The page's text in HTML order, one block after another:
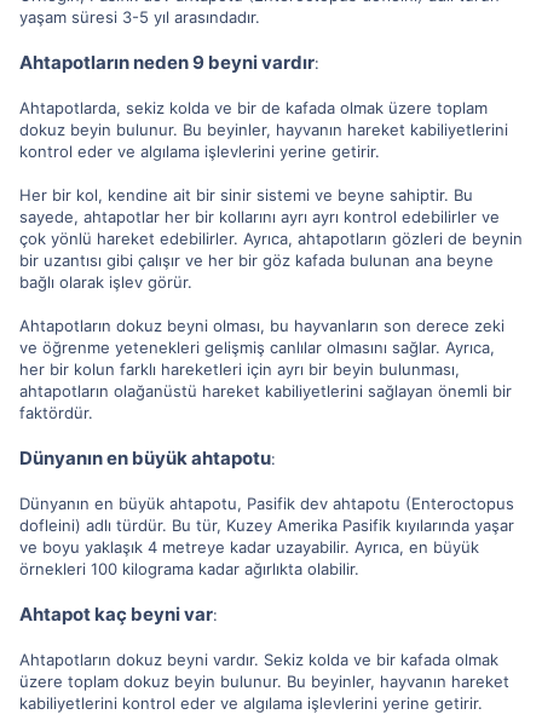
yaşam süresi 3-5 yıl arasındadır.
Ahtapotların neden 9 beyni vardır:
Ahtapotlarda, sekiz kolda ve bir de kafada olmak üzere toplam
dokuz beyin bulunur. Bu beyinler, hayvanın hareket kabiliyetlerini
kontrol eder ve algılama işlevlerini yerine getirir.
Her bir kol, kendine ait bir sinir sistemi ve beyne sahiptir. Bu
sayede, ahtapotlar her bir kollarını ayrı ayrı kontrol edebilirler ve
çok yönlü hareket edebilirler. Ayrıca, ahtapotların gözleri de beynin
bir uzantısı gibi çalışır ve her bir göz kafada bulunan ana beyne
bağlı olarak işlev görür.
Ahtapotların dokuz beyni olması, bu hayvanların son derece zeki
ve öğrenme yetenekleri gelişmiş canlılar olmasını sağlar. Ayrıca,
her bir kolun farklı hareketleri için ayrı bir beyin bulunması,
ahtapotların olağanüstü hareket kabiliyetlerini sağlayan önemli bir
faktördür.
Dünyanın en büyük ahtapotu:
Dünyanın en büyük ahtapotu, Pasifik dev ahtapotu (Enteroctopus
dofleini) adlı türdür. Bu tür, Kuzey Amerika Pasifik kıyılarında yaşar
ve boyu yaklaşık 4 metreye kadar uzayabilir. Ayrıca, en büyük
örnekleri 100 kilograma kadar ağırlıkta olabilir.
Ahtapot kaç beyni var:
Ahtapotların dokuz beyni vardır. Sekiz kolda ve bir kafada olmak
üzere toplam dokuz beyin bulunur. Bu beyinler, hayvanın hareket
kabiliyetlerini kontrol eder ve algılama işlevlerini yerine getirir.